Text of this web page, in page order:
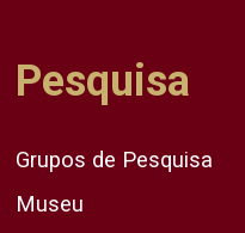
Pesquisa
Grupos de Pesquisa
Museu